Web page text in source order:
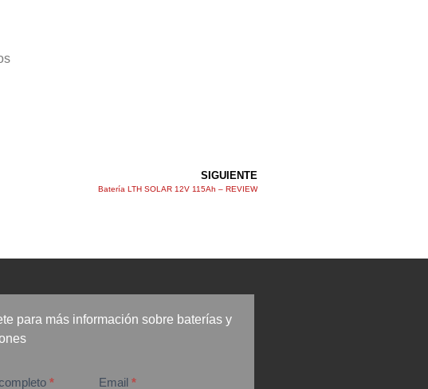
SIGUIENTE
Batería LTH SOLAR 12V 115Ah – REVIEW
para más información sobre baterías y
* Email *